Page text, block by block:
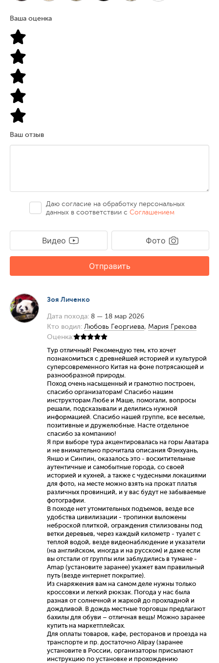
Ваша оценка
Ваш отзыв
Даю согласие на обработку персональных
данных в соответствии сСоглашением
Видео Фото
Отправить
Зоя Личенко
Дата похода: 8 — 18 мар 2026
Кто водил: Любовь Георгиева, Мария Грекова
Оценка:
Тур отличный! Рекомендую тем, кто хочет
познакомиться с древнейшей историей и культурой
суперсовременного Китая на фоне потрясающей и
разнообразной природы.
Поход очень насыщенный и грамотно построен,
спасибо организаторам! Спасибо нашим
инструкторам Любе и Маше, помогали, вопросы
решали, подсказывали и делились нужной
информацией. Спасибо нашей группе, все веселые,
позитивные и дружелюбные. Насте отдельное
спасибо за компанию!
Я при выборе тура акцентировалась на горы Аватара
и не внимательно прочитала описания Фэнхуань,
Яншо и Синпин, оказалось это - восхитительные
аутентичные и самобытные города, со своей
историей и кухней, а также с чудесными локациями
для фото, на месте можно взять на прокат платья
различных провинций, и у вас будут не забываемые
фотографии.
В походе нет утомительных подъемов, везде все
удобства цивилизации - тропинки выложены
неброской плиткой, ограждения стилизованы под
ветки деревьев, через каждый километр - туалет с
теплой водой, везде видеонаблюдение и указатели
(на английском, иногда и на русском) и даже если
вы отстали от группы или заблудились в тумане -
Amap (установите заранее) укажет вам правильный
путь (везде интернет покрытие).
Из снаряжения вам на самом деле нужны только
кроссовки и легкий рюкзак. Погода у нас была
разная от солнечной и жаркой до прохладной и
дождливой. В дождь местные торговцы предлагают
бахилы для обуви – отличная вещь! Можно заранее
купить на маркетплейсах.
Для оплаты товаров, кафе, ресторанов и проезда на
транспорте и пр. достаточно Alipay (заранее
установите в России, организаторы присылают
инструкцию по установке и прохождению